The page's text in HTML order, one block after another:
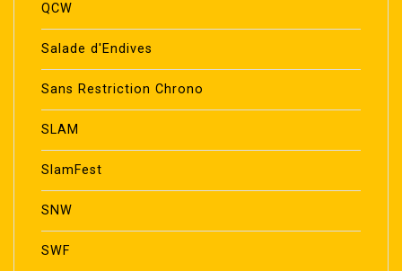
QCW
Salade d'Endives
Sans Restriction Chrono
SLAM
SlamFest
SNW
SWF